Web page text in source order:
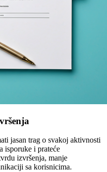
jasan trag o svakoj aktivnosti
isporuke i prateće
izvršenja, manje
sa korisnicima.